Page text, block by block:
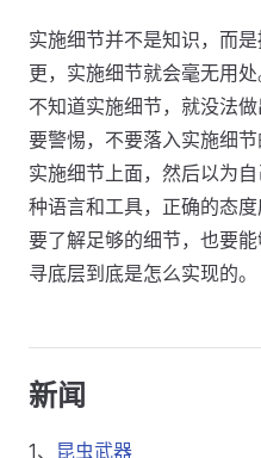
实施细节并不是知识，而
更，实施细节就会毫无用
不知道实施细节，就没法
要警惕，不要落入实施细
实施细节上面，然后以为
种语言和工具，正确的态
要了解足够的细节，也要
寻底层到底是怎么实现的。
新闻
1、 昆虫武器